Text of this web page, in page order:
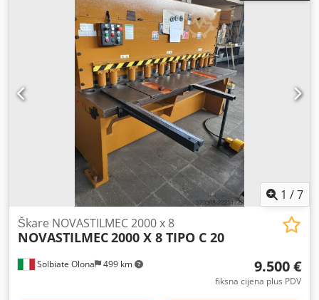
pozicioniranjem Pos100, 750 mm - prednji kutni graničnik -
2 kom. prednje potporne ruke - zaštita stražnjeg prostora s
optičkim senzorom - električni nožni prekidač - priključak
za pneumatski sustav 6 bar - pogon 400 V - potrebni
prostor bez potpornih ruku, cca: Š 4000 x V 1400 x D 2100
mm - težina, cca 4700 kg
1 /7
Solbiate Olona 499 km
Škare NOVASTILMEC 2000 x 8
NOVASTILMEC2000 X 8 TIPO C 20
9.500 €
fiksna cijena plus PDV